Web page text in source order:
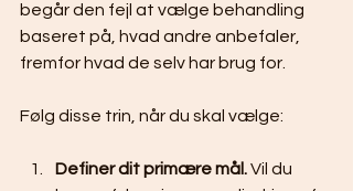
begår den fejl at vælge behandling
baseret på, hvad andre anbefaler,
fremfor hvad de selv har brug for.
Følg disse trin, når du skal vælge:
Definer dit primære mål. Vil du